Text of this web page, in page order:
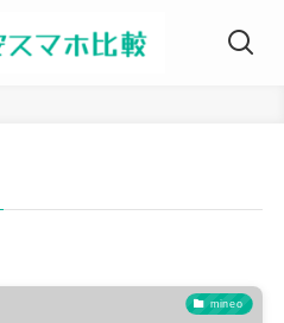
mineo